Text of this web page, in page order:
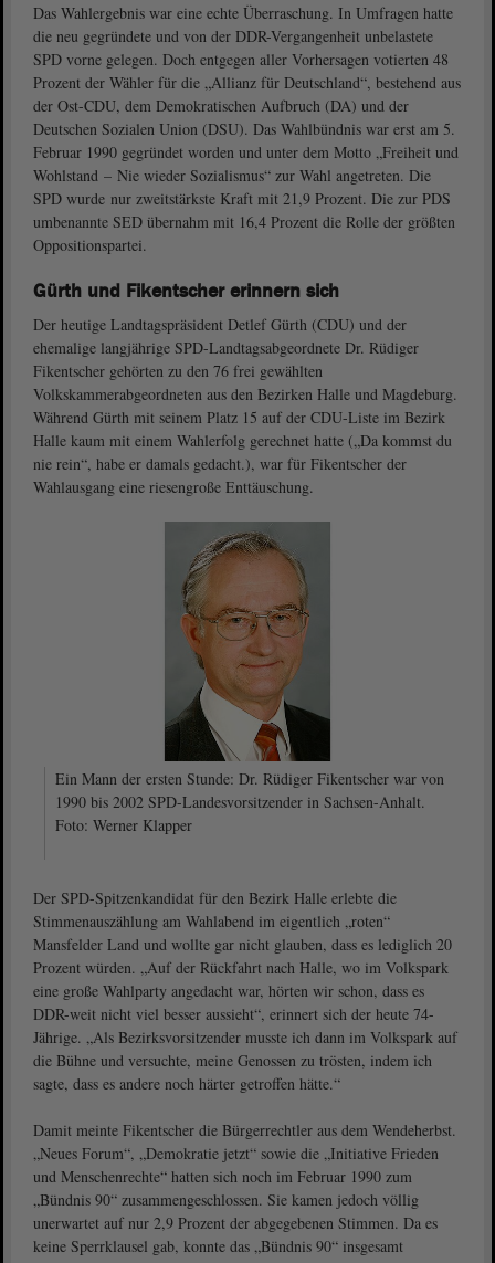
Das Wahlergebnis war eine echte Überraschung. In Umfragen hatte
die neu gegründete und von der DDR-Vergangenheit unbelastete
SPD vorne gelegen. Doch entgegen aller Vorhersagen votierten 48
Prozent der Wähler für die „Allianz für Deutschland“, bestehend aus
der Ost-CDU, dem Demokratischen Aufbruch (DA) und der
Deutschen Sozialen Union (DSU). Das Wahlbündnis war erst am 5.
Februar 1990 gegründet worden und unter dem Motto „Freiheit und
Wohlstand – Nie wieder Sozialismus“ zur Wahl angetreten. Die
SPD wurde nur zweitstärkste Kraft mit 21,9 Prozent. Die zur PDS
umbenannte SED übernahm mit 16,4 Prozent die Rolle der größten
Oppositionspartei.
Gürth und Fikentscher erinnern sich
Der heutige Landtagspräsident Detlef Gürth (CDU) und der
ehemalige langjährige SPD-Landtagsabgeordnete Dr. Rüdiger
Fikentscher gehörten zu den 76 frei gewählten
Volkskammerabgeordneten aus den Bezirken Halle und Magdeburg.
Während Gürth mit seinem Platz 15 auf der CDU-Liste im Bezirk
Halle kaum mit einem Wahlerfolg gerechnet hatte („Da kommst du
nie rein“, habe er damals gedacht.), war für Fikentscher der
Wahlausgang eine riesengroße Enttäuschung.
Ein Mann der ersten Stunde: Dr. Rüdiger Fikentscher war von
1990 bis 2002 SPD-Landesvorsitzender in Sachsen-Anhalt.
Foto: Werner Klapper
Der SPD-Spitzenkandidat für den Bezirk Halle erlebte die
Stimmenauszählung am Wahlabend im eigentlich „roten“
Mansfelder Land und wollte gar nicht glauben, dass es lediglich 20
Prozent würden. „Auf der Rückfahrt nach Halle, wo im Volkspark
eine große Wahlparty angedacht war, hörten wir schon, dass es
DDR-weit nicht viel besser aussieht“, erinnert sich der heute 74-
Jährige. „Als Bezirksvorsitzender musste ich dann im Volkspark auf
die Bühne und versuchte, meine Genossen zu trösten, indem ich
sagte, dass es andere noch härter getroffen hätte.“
Damit meinte Fikentscher die Bürgerrechtler aus dem Wendeherbst.
„Neues Forum“, „Demokratie jetzt“ sowie die „Initiative Frieden
und Menschenrechte“ hatten sich noch im Februar 1990 zum
„Bündnis 90“ zusammengeschlossen. Sie kamen jedoch völlig
unerwartet auf nur 2,9 Prozent der abgegebenen Stimmen. Da es
keine Sperrklausel gab, konnte das „Bündnis 90“ insgesamt